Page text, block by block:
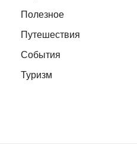
Полезное
Путешествия
События
Туризм